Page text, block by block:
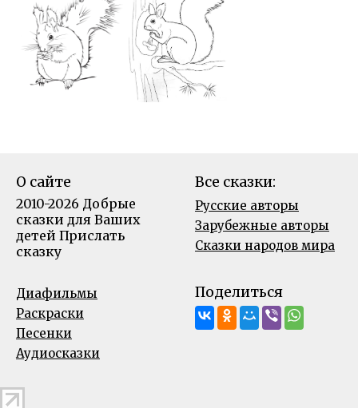
О сайте
2010-2026 Добрые
сказки для Ваших
детей Прислать
сказку
Все сказки:
Русские авторы
Зарубежные авторы
Сказки народов мира
Диафильмы
Раскраски
Песенки
Аудиосказки
Поделиться